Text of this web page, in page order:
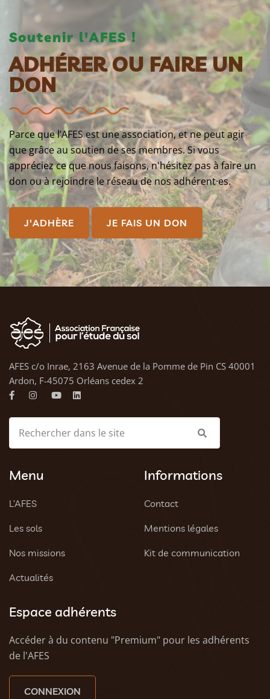
Soutenir l'AFES !
ADHÉRER OU FAIRE UN
DON
Parce que l’AFES est une association, et ne peut agir
que grâce au soutien de ses membres. Si vous
appréciez ce que nous faisons, n'hésitez pas à faire un
don ou à rejoindre le réseau de nos adhérent·es.
J'ADHÈRE JE FAIS UN DON
AFES c/o Inrae, 2163 Avenue de la Pomme de Pin CS 40001
Ardon, F-45075 Orléans cedex 2
Menu
L’AFES
Les sols
Nos missions
Actualités
Informations
Contact
Mentions légales
Kit de communication
Espace adhérents
Accéder à du contenu "Premium" pour les adhérents
de l'AFES
CONNEXION